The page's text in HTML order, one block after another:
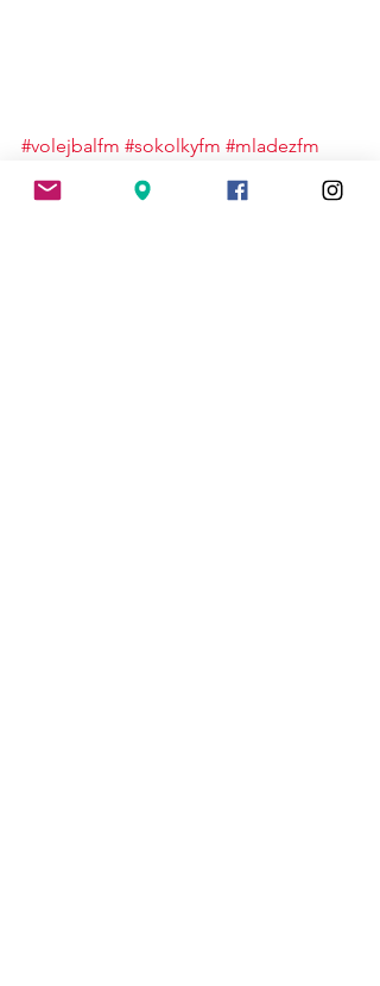
#volejbalfm #sokolkyfm #mladezfm
Kadetky